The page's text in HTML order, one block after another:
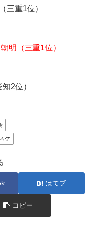
重1位）
朝明（三重1位）
2位）
ケ
はてブ
コピー